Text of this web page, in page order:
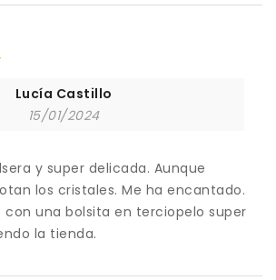
Lucía Castillo
15/01/2024
y super delicada. Aunque
los cristales. Me ha encantado.
con una bolsita en terciopelo super
la tienda.